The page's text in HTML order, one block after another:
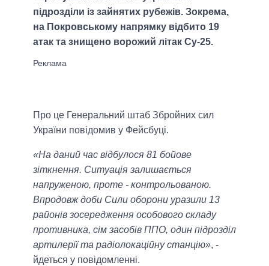
підрозділи із зайнятих рубежів. Зокрема,
на Покровському напрямку відбито 19
атак та знищено ворожий літак Су-25.
Про це Генеральний штаб Збройних сил
України повідомив у Фейсбуці.
«На даний час відбулося 81 бойове
зіткнення. Ситуація залишається
напруженою, проте - контрольованою.
Впродовж доби Сили оборони уразили 13
районів зосередження особового складу
противника, сім засобів ППО, один підрозділ
артилерії та радіолокаційну станцію», -
йдеться у повідомленні.